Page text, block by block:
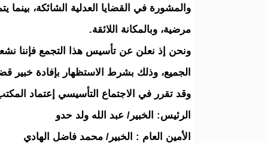
والمشورة في القضايا العدلية الشائكة،
مرضية، وبالمكانة اللائقة.
ونحن إذ نعلن عن تأسيس هذا التجمع فإننا
الجميع، وذلك بشرط الاستظهار بإفادة خبير
وقد تقرر في الاجتماع التأسيسي إعتماد
الرئيس: الخبير/ عبد الله ولد حدو
الأمين العام : الخبير/ محمد فاضل الهادي